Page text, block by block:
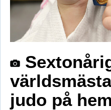
judo på